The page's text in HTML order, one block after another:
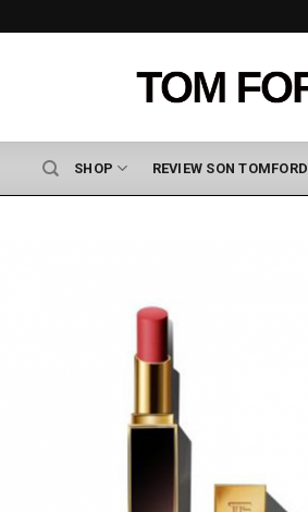
SHOP REVIEW SON TOMFORD